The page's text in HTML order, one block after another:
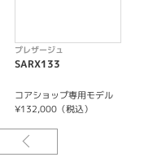
プレザージュ
SARX133
コアショップ専用モデル
¥132,000（税込）